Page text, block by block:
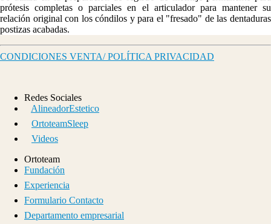
prótesis completas o parciales en el articulador para mantener su
relación original con los cóndilos y para el "fresado" de las dentaduras
postizas acabadas.
CONDICIONES VENTA/ POLÍTICA PRIVACIDAD
Redes Sociales
AlineadorEstetico
OrtoteamSleep
Videos
Ortoteam
Fundación
Experiencia
Formulario Contacto
Departamento empresarial